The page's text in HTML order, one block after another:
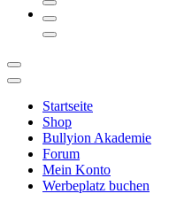
Startseite
Shop
Bullyion Akademie
Forum
Mein Konto
Werbeplatz buchen